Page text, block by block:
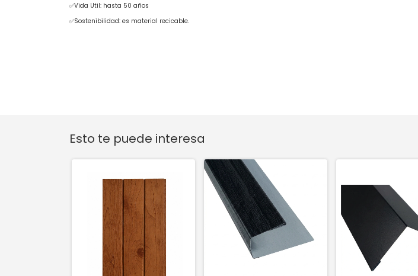
✅Vida Util: hasta 50 años
✅Sostenibilidad: es material recicable.
Esto te puede interesa